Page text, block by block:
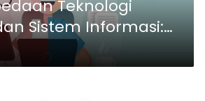
Teknologi
Sistem Informasi:
dan Tujuan